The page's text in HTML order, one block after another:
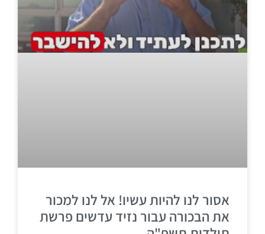
אסור לנו להיות עשיו! אל לנו למכור
את הבכורה עבור נזיד עדשים פרשת